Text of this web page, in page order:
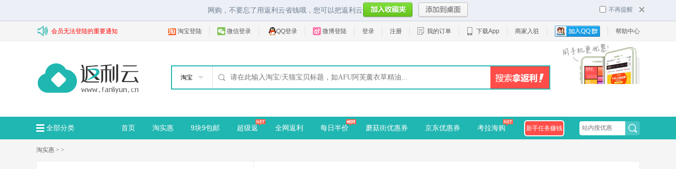
网购，不要忘了用返利云省钱哦，您可以把返利云 不再提醒
会员无法登陆的重要通知 淘宝登陆 微信登录 QQ登录 微博登陆 登录 注册 我的订单 下载App 商家入驻 帮助中心
淘宝
全部分类 首页 淘实惠 9块9包邮 超级返 全网返利 每日半价 蘑菇街优惠券 京东优惠券 考拉海购 新手任务赚钱
淘实惠 > >